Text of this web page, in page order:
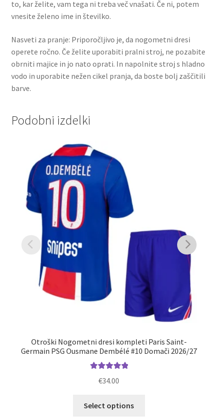
to, kar želite, vam tega ni treba več vnašati. Če ni, potem
vnesite želeno ime in številko.
Nasveti za pranje: Priporočljivo je, da nogometni dresi
operete ročno. Če želite uporabiti pralni stroj, ne pozabite
obrniti majice in jo nato oprati. In napolnite stroj s hladno
vodo in uporabite nežen cikel pranja, da boste bolj zaščitili
barve.
Podobni izdelki
Otroški Nogometni dresi kompleti Paris Saint-
Germain PSG Ousmane Dembélé #10 Domači 2026/27
€34.00
Select options